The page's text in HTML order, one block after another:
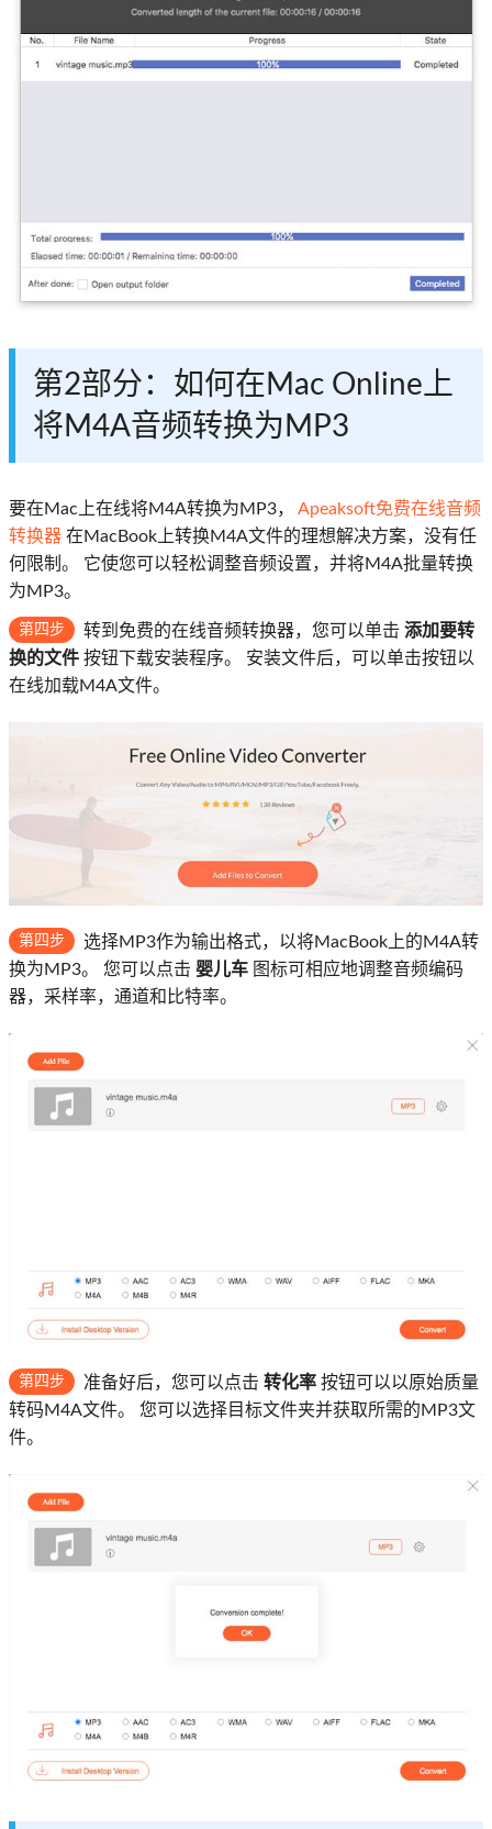
第2部分：如何在Mac Online上
将M4A音频转换为MP3
要在Mac上在线将M4A转换为MP3， Apeaksoft免费在线音频
转换器 在MacBook上转换M4A文件的理想解决方案，没有任
何限制。 它使您可以轻松调整音频设置，并将M4A批量转换
为MP3。
第四步 转到免费的在线音频转换器，您可以单击 添加要转
换的文件 按钮下载安装程序。 安装文件后，可以单击按钮以
在线加载M4A文件。
第四步
选择MP3作为输出格式，以将MacBook上的M4A转
换为MP3。 您可以点击 婴儿车 图标可相应地调整音频编码
器，采样率，通道和比特率。
第四步 准备好后，您可以点击 转化率 按钮可以以原始质量
转码M4A文件。 您可以选择目标文件夹并获取所需的MP3文
件。